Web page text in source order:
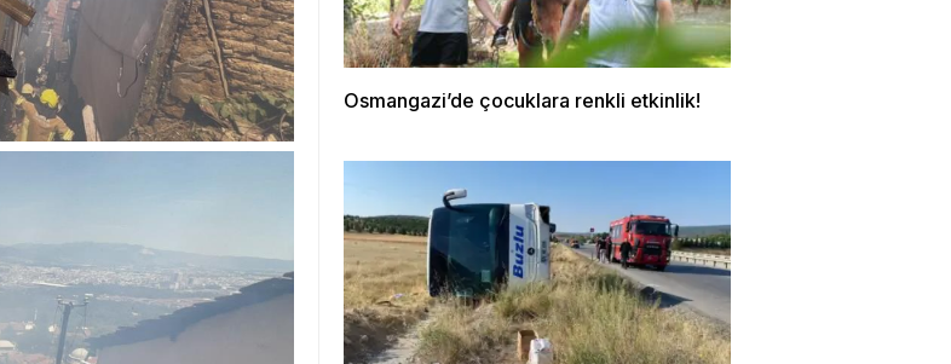
Osmangazi’de çocuklara renkli etkinlik!